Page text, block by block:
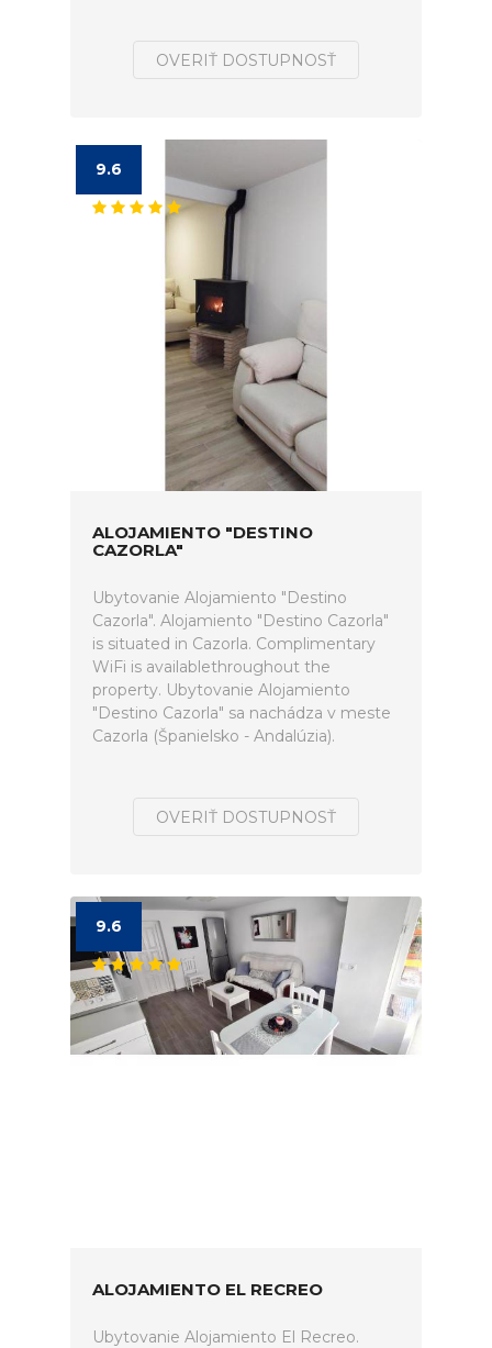
OVERIŤ DOSTUPNOSŤ
9.6
ALOJAMIENTO "DESTINO
CAZORLA"
Ubytovanie Alojamiento "Destino
Cazorla". Alojamiento "Destino Cazorla"
is situated in Cazorla. Complimentary
WiFi is availablethroughout the
property. Ubytovanie Alojamiento
"Destino Cazorla" sa nachádza v meste
Cazorla (Španielsko - Andalúzia).
OVERIŤ DOSTUPNOSŤ
9.6
ALOJAMIENTO EL RECREO
Ubytovanie Alojamiento El Recreo.